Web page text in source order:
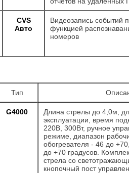
CVS
Авто
Видеозапись событий
функцией
номеров
Тип
G4000
Длина стрелы до 4,0м,
эксплуатации, время
220В, 300Вт, ручное
режиме, диапазон
обогревателя - 46 до
до +70 градусов.
стрела со
кнопочный пост